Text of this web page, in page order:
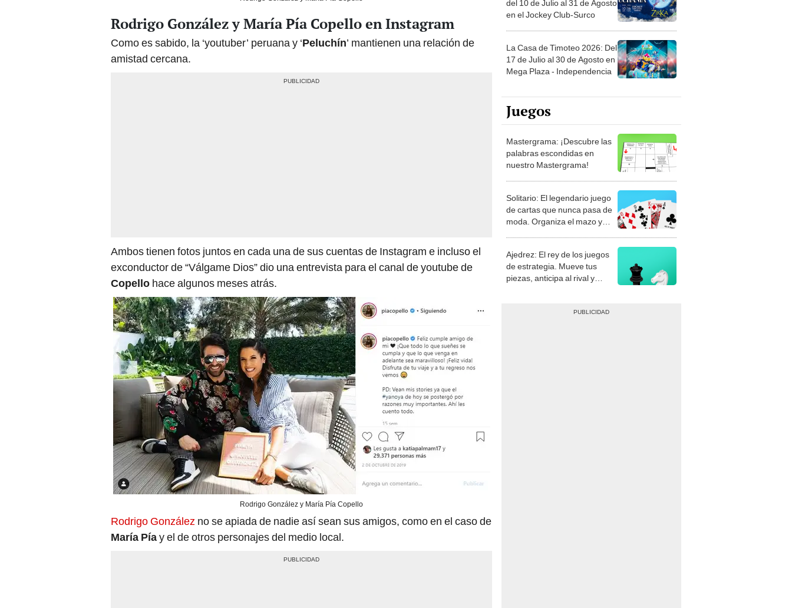
Rodrigo González y María Pía Copello en Instagram
Como es sabido, la ‘youtuber’ peruana y ‘Peluchín’ mantienen una relación de
amistad cercana.
Ambos tienen fotos juntos en cada una de sus cuentas de Instagram e incluso el
exconductor de “Válgame Dios” dio una entrevista para el canal de youtube de
Copello hace algunos meses atrás.
Rodrigo González y María Pía Copello
Rodrigo González no se apiada de nadie así sean sus amigos, como en el caso de
María Píay el de otros personajes del medio local.
del 10 de Julio al 31 de Agosto
en el Jockey Club-Surco
La Casa de Timoteo 2026: Del
17 de Julio al 30 de Agosto en
Mega Plaza - Independencia
Juegos
Mastergrama: ¡Descubre las
palabras escondidas en
nuestro Mastergrama!
Solitario: El legendario juego
de cartas que nunca pasa de
moda. Organiza el mazo y
Ajedrez: El rey de los juegos
de estrategia. Mueve tus
piezas, anticipa al rival y